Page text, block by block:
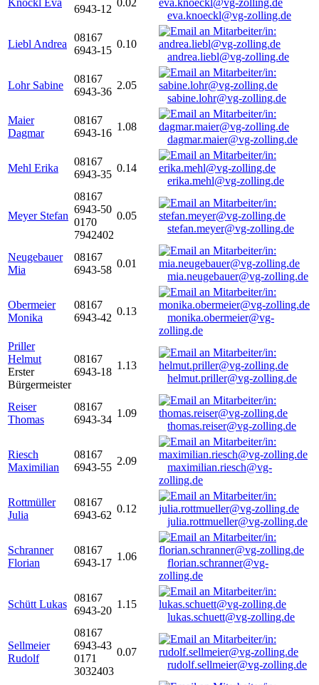
Knöckl Eva
6943-12
0.02
eva.knoeckl@vg-zolling.de
Liebl Andrea
08167
6943-15
0.10
andrea.liebl@vg-zolling.de
Lohr Sabine
08167
6943-36
2.05
sabine.lohr@vg-zolling.de
Maier
Dagmar
08167
6943-16
1.08
dagmar.maier@vg-zolling.de
Mehl Erika
08167
6943-35
0.14
erika.mehl@vg-zolling.de
Meyer Stefan
08167
6943-50
0170
7942402
0.05
stefan.meyer@vg-zolling.de
Neugebauer
Mia
08167
6943-58
0.01
mia.neugebauer@vg-zolling.de
Obermeier
Monika
08167
6943-42
0.13
monika.obermeier@vg-
zolling.de
Priller
Helmut
Erster
Bürgermeister
08167
6943-18
1.13
helmut.priller@vg-zolling.de
Reiser
Thomas
08167
6943-34
1.09
thomas.reiser@vg-zolling.de
Riesch
Maximilian
08167
6943-55
2.09
maximilian.riesch@vg-
zolling.de
Rottmüller
Julia
08167
6943-62
0.12
julia.rottmueller@vg-zolling.de
Schranner
Florian
08167
6943-17
1.06
florian.schranner@vg-
zolling.de
Schütt Lukas
08167
6943-20
1.15
lukas.schuett@vg-zolling.de
Sellmeier
Rudolf
08167
6943-43
0171
3032403
0.07
rudolf.sellmeier@vg-zolling.de